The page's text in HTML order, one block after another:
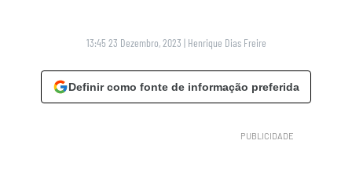
13:45 23 Dezembro, 2023 | Henrique Dias Freire
Definir como fonte de informação preferida